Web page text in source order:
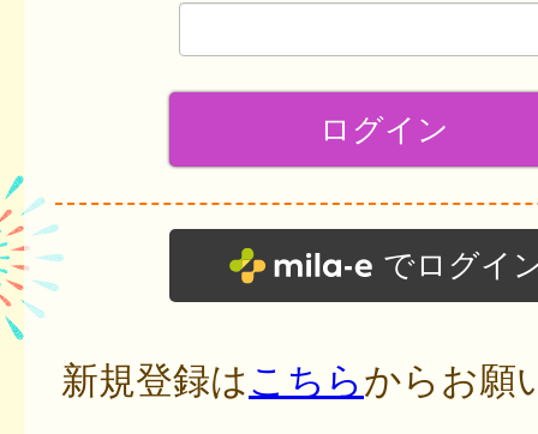
でログイ
新規登録はこちらからお願